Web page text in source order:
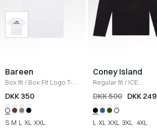
Bareen
Box fit/ Box Fit Logo T-
shirt /WHITE
DKK 350
S M L XL XXL
Coney Island
Regular fit/ ICE
Sweatshirt
/BLACK
DKK 500 DKK 249
L XL XXL 3XL 4XL